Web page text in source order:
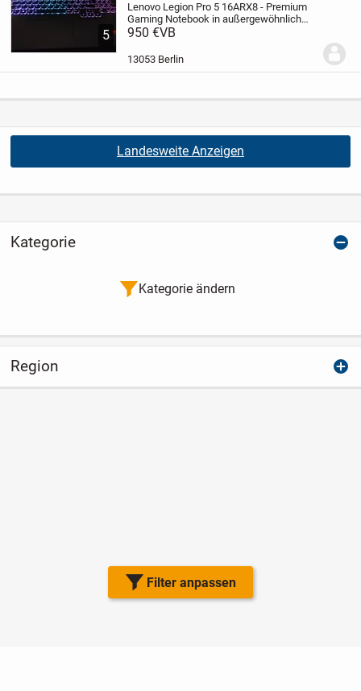
Filter anpassen
5
Lenovo Legion Pro 5 16ARX8 - Premium
Gaming Notebook in außergewöhnlich
gutem Zustand
ABENDS, NACHTS ODER FRÜH
950 €VB
13053 Berlin
Landesweite Anzeigen
Kategorie
Kategorie ändern
Region